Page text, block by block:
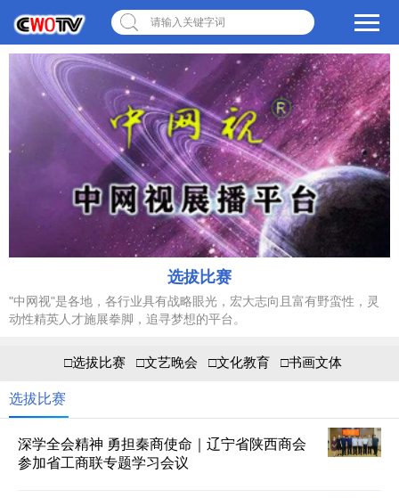
请输入关键字词
选拔比赛
"中网视"是各地，各行业具有战略眼光，宏大志向且富有野蛮性，灵
动性精英人才施展拳脚，追寻梦想的平台。
□选拔比赛 □文艺晚会 □文化教育 □书画文体
选拔比赛
深学全会精神 勇担秦商使命｜辽宁省陕西商会
参加省工商联专题学习会议